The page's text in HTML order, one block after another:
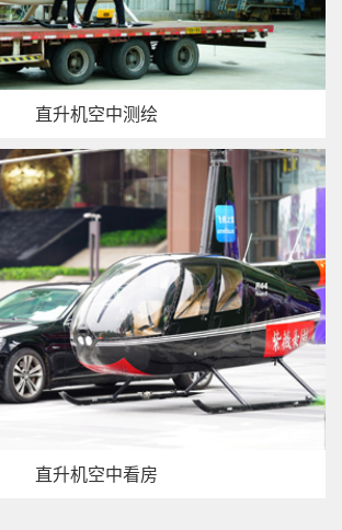
直升机空中测绘
直升机空中看房